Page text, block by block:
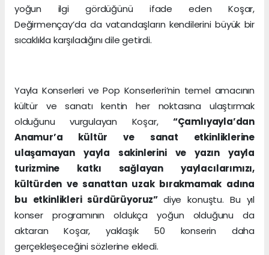
yoğun ilgi gördüğünü ifade eden Koşar,
Değirmençay’da da vatandaşların kendilerini büyük bir
sıcaklıkla karşıladığını dile getirdi.
Yayla Konserleri ve Pop Konserleri’nin temel amacının
kültür ve sanatı kentin her noktasına ulaştırmak
olduğunu vurgulayan Koşar, “Çamlıyayla’dan
Anamur’a kültür ve sanat etkinliklerine
ulaşamayan yayla sakinlerini ve yazın yayla
turizmine katkı sağlayan yaylacılarımızı,
kültürden ve sanattan uzak bırakmamak adına
bu etkinlikleri sürdürüyoruz”diye konuştu. Bu yıl
konser programının oldukça yoğun olduğunu da
aktaran Koşar, yaklaşık 50 konserin daha
gerçekleşeceğini sözlerine ekledi.